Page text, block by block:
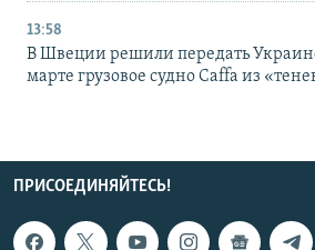
13:58
В Швеции решили передать
марте грузовое судно Caffa из
ПРИСОЕДИНЯЙТЕСЬ!